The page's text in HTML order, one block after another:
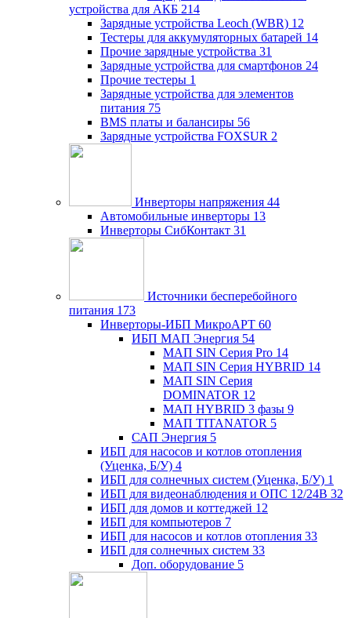
устройства для АКБ 214
Зарядные устройства Leoch (WBR) 12
Тестеры для аккумуляторных батарей 14
Прочие зарядные устройства 31
Зарядные устройства для смартфонов 24
Прочие тестеры 1
Зарядные устройства для элементов
питания 75
BMS платы и балансиры 56
Зарядные устройства FOXSUR 2
Инверторы напряжения 44
Автомобильные инверторы 13
Инверторы СибКонтакт 31
Источники бесперебойного
питания 173
Инверторы-ИБП МикроАРТ 60
ИБП МАП Энергия 54
МАП SIN Серия Pro 14
МАП SIN Серия HYBRID 14
МАП SIN Серия
DOMINATOR 12
МАП HYBRID 3 фазы 9
МАП TITANATOR 5
САП Энергия 5
ИБП для насосов и котлов отопления
(Уценка, Б/У) 4
ИБП для солнечных систем (Уценка, Б/У) 1
ИБП для видеонаблюдения и ОПС 12/24В 32
ИБП для домов и коттеджей 12
ИБП для компьютеров 7
ИБП для насосов и котлов отопления 33
ИБП для солнечных систем 33
Доп. оборудование 5